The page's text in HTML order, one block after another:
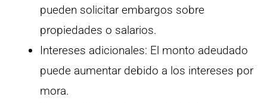
pueden solicitar embargos sobre
propiedades o salarios.
Intereses adicionales: El monto adeudado
puede aumentar debido a los intereses por
mora.